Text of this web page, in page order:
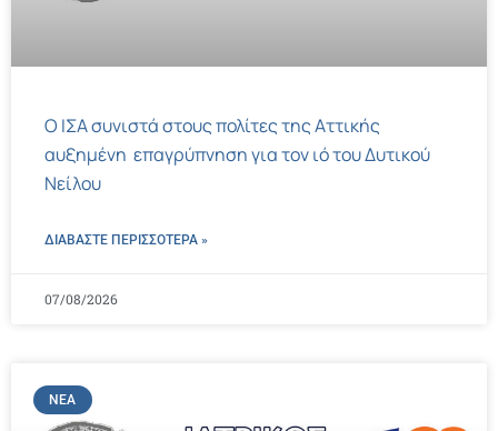
Ο ΙΣΑ συνιστά στους πολίτες της Αττικής
αυξημένη επαγρύπνηση για τον ιό του Δυτικού
Νείλου
ΔΙΑΒΑΣΤΕ ΠΕΡΙΣΣΌΤΕΡΑ »
07/08/2026
ΝΈΑ